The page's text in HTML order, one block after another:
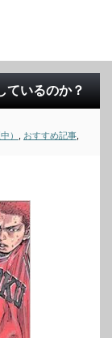
ているのか？
） おすすめ記事